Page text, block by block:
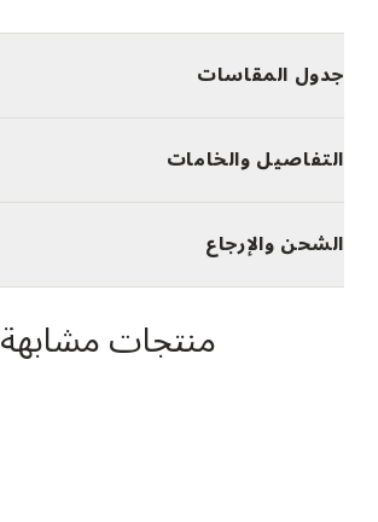
جدول المقاسات
التفاصيل والخامات
الشحن والإرجاع
منتجات مشابهة